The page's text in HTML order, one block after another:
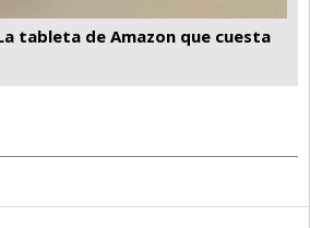
tableta de Amazon que cuesta